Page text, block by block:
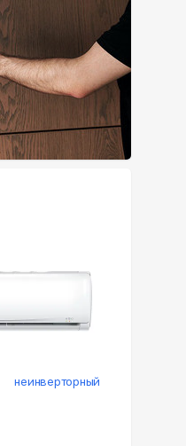
неинверторный